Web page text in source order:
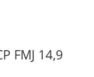
FMJ 14,9